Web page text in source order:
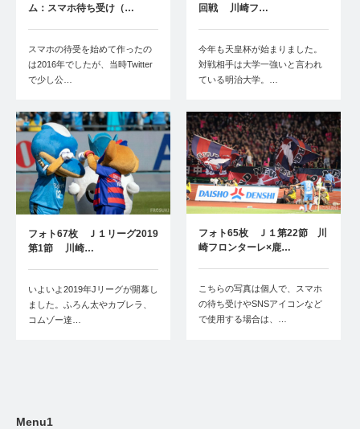
ム：スマホ待ち受け（…
スマホの待受を始めて作ったの
は2016年でしたが、当時Twitter
で少し公…
回戦 川崎フ…
今年も天皇杯が始まりました。
対戦相手は大学一強いと言われ
ている明治大学。…
フォト67枚 Ｊ１リーグ2019
第1節 川崎…
いよいよ2019年Jリーグが開幕し
ました。ふろん太やカブレラ、
コムゾー達…
フォト65枚 Ｊ１第22節 川
崎フロンターレ×鹿…
こちらの写真は個人で、スマホ
の待ち受けやSNSアイコンなど
で使用する場合は、…
Menu1